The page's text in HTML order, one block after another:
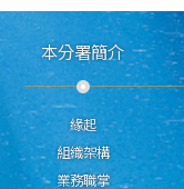
本分署簡介
緣起
組織架構
業務職掌